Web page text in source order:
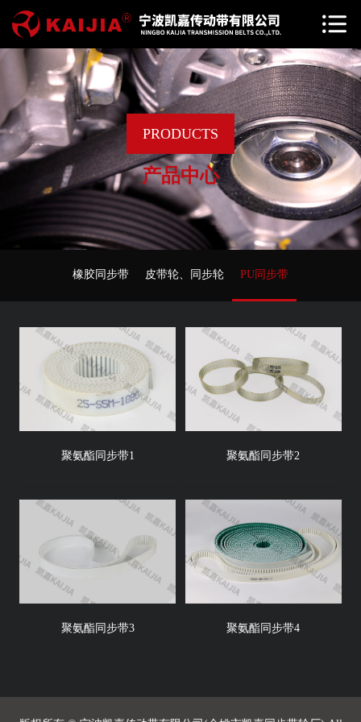
PRODUCTS
产品中心
橡胶同步带 皮带轮、同步轮 PU同步带
聚氨酯同步带1 聚氨酯同步带2
聚氨酯同步带3 聚氨酯同步带4